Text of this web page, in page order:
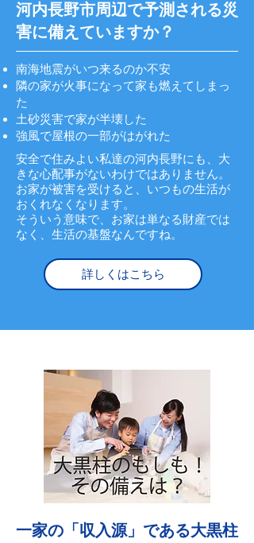
河内長野市周辺で予測される災
害に備えていますか？
南海地震がいつ来るのか不安
隣の家が火事になって家も燃えてしまっ
た
土砂災害で家が半壊した
強風で屋根の一部がはがれた
安全で住みよい私達の河内長野にも、大
きな心配事がないわけではありません。
お家が被害を受けると、いつもの生活が
おくれなくなります。
そういう意味で、お家は単なる財産では
なく、生活の基盤なんですね。
詳しくはこちら
一家の「収入源」である大黒柱